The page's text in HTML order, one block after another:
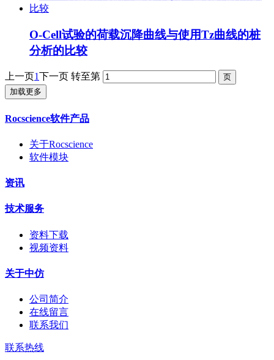
O-Cell试验的荷载沉降曲线与使用Tz曲线的桩
分析的比较
上一页1下一页 转至第
加载更多
Rocscience软件产品
关于Rocscience
软件模块
资讯
技术服务
资料下载
视频资料
关于中仿
公司简介
在线留言
联系我们
联系热线